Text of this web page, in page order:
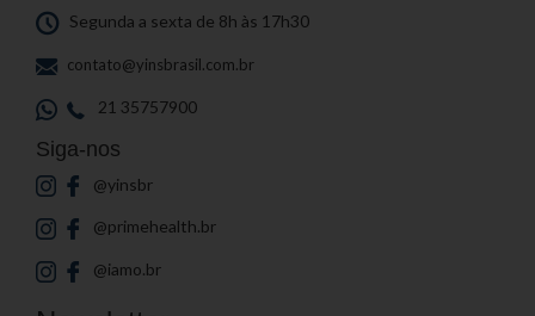
Segunda a sexta de 8h às 17h30
contato@yinsbrasil.com.br
21 35757900
Siga-nos
@yinsbr
@primehealth.br
@iamo.br